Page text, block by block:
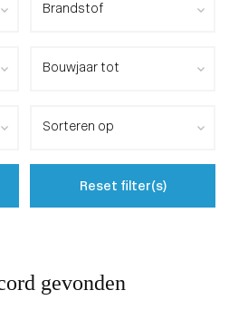
Reset filter(s)
gevonden